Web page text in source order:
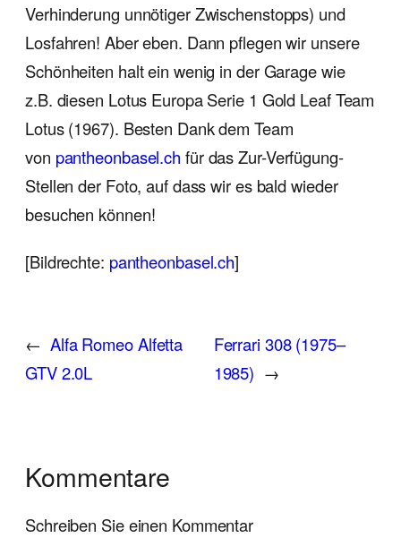
Verhinderung unnötiger Zwischenstopps) und
Losfahren! Aber eben. Dann pflegen wir unsere
Schönheiten halt ein wenig in der Garage wie
z.B. diesen Lotus Europa Serie 1 Gold Leaf Team
Lotus (1967). Besten Dank dem Team
von pantheonbasel.ch für das Zur-Verfügung-
Stellen der Foto, auf dass wir es bald wieder
besuchen können!
[Bildrechte: pantheonbasel.ch]
← Alfa Romeo Alfetta
GTV 2.0L
Ferrari 308 (1975–
1985) →
Kommentare
Schreiben Sie einen Kommentar